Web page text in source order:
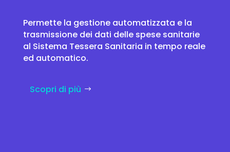
Permette la gestione automatizzata e la
trasmissione dei dati delle spese sanitarie
al Sistema Tessera Sanitaria in tempo reale
ed automatico.
Scopri di più